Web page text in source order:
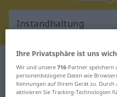
Deutsch-Niederländisch
Instandhaltung
Deutsch-
Ihre Privatsphäre ist uns
Wir und unsere716-Partner speichern
personenbezogene Daten wie
Kennungen auf Ihrem Gerät zu. Durch
aktivieren Sie Tracking-Technologien